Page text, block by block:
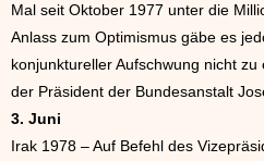
Mal seit Oktober 1977 unter die
Anlass zum Optimismus gäbe es
konjunktureller Aufschwung nicht
der Präsident der Bundesanstalt
3. Juni
Irak 1978 – Auf Befehl des